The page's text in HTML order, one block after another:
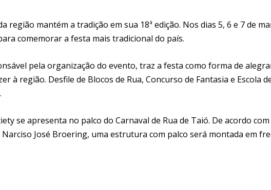
região mantém a tradição em sua 18ª edição. Nos dias 5, 6 e 7 de
comemorar a festa mais tradicional do país.
pela organização do evento, traz a festa como forma de
à região. Desfile de Blocos de Rua, Concurso de Fantasia e Escola
se apresenta no palco do Carnaval de Rua de Taió. De acordo
José Broering, uma estrutura com palco será montada em